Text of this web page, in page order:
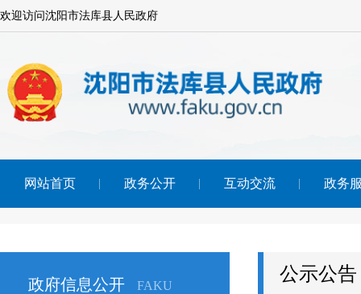
欢迎访问沈阳市法库县人民政府
网站首页 政务公开 互动交流 政务
政府信息公开 FAKU
公示公告